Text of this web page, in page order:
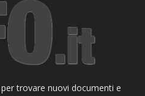
trovare nuovi documenti e